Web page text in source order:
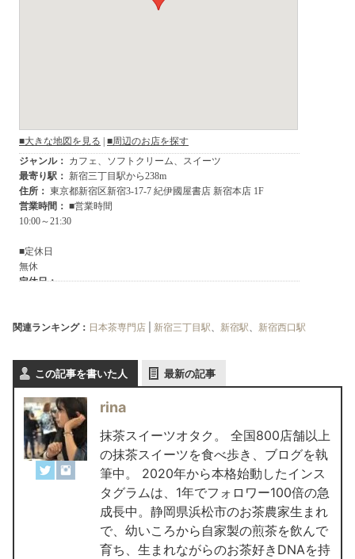
関連ランキング： 日本茶専門店 新宿三丁目駅 新宿駅 新宿西口駅
この記事を書いた人 最新の記事
rina
抹茶スイーツオタク。 全国800店舗以上
の抹茶スイーツを食べ歩き、ブログを執
筆中。 2020年から本格始動したインス
タグラムは、1年でフォロワー100倍の急
成長中。静岡県浜松市のお茶農家生まれ
で、幼いころから自家製の煎茶を飲んで
育ち、生まれながらのお茶好きDNAを持